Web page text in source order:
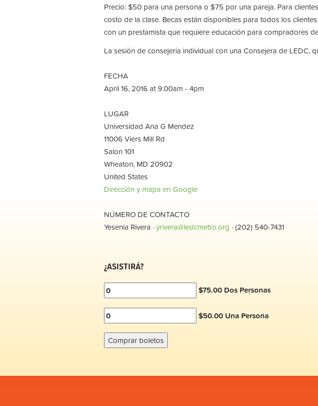
Precio: $50 para una persona o $75 por una pareja. Para
costo de la clase. Becas están disponibles para todos los
con un prestamista que requiere educación para compradores
La sesión de consejería individual con una Consejera de LEDC,
FECHA
April 16, 2016 at 9:00am - 4pm
LUGAR
Universidad Ana G Mendez
11006 Viers Mill Rd
Salon 101
Wheaton, MD 20902
United States
Dirección y mapa en Google
NÚMERO DE CONTACTO
Yesenia Rivera ·yrivera@ledcmetro.org · (202) 540-7431
¿ASISTIRÁ?
$75.00 Dos Personas
$50.00 Una Persona